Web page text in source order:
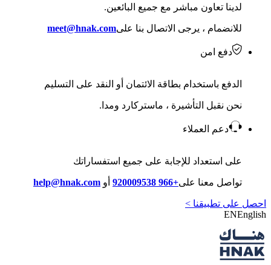
لدينا تعاون مباشر مع جميع البائعين.
للانضمام ، يرجى الاتصال بنا علىmeet@hnak.com
دفع امن
الدفع باستخدام بطاقة الائتمان أو النقد على التسليم
نحن نقبل التأشيرة ، ماستركارد ومدا.
دعم العملاء
على استعداد للإجابة على جميع استفساراتك
تواصل معنا على+966 920009538 أو help@hnak.com
احصل على تطبيقنا >
ENEnglish